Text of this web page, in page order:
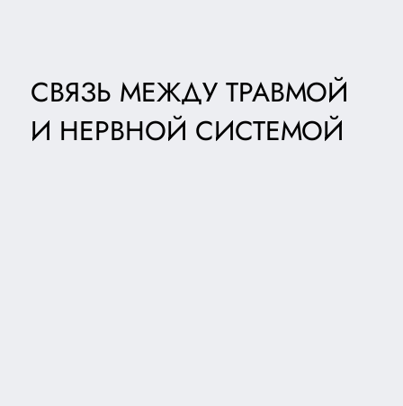
СВЯЗЬ МЕЖДУ ТРАВМОЙ
И НЕРВНОЙ СИСТЕМОЙ